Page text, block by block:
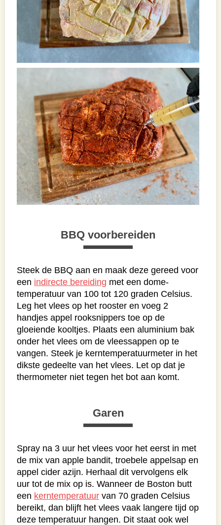
BBQ voorbereiden
Steek de BBQ aan en maak deze gereed voor
een indirecte bereiding met een dome-
temperatuur van 100 tot 120 graden Celsius.
Leg het vlees op het rooster en voeg 2
handjes appel rooksnippers toe op de
gloeiende kooltjes. Plaats een aluminium bak
onder het vlees om de vleessappen op te
vangen. Steek je kerntemperatuurmeter in het
dikste gedeelte van het vlees. Let op dat je
thermometer niet tegen het bot aan komt.
Garen
Spray na 3 uur het vlees voor het eerst in met
de mix van apple bandit, troebele appelsap en
appel cider azijn. Herhaal dit vervolgens elk
uur tot de mix op is. Wanneer de Boston butt
een kerntemperatuur van 70 graden Celsius
bereikt, dan blijft het vlees vaak langere tijd op
deze temperatuur hangen. Dit staat ook wel